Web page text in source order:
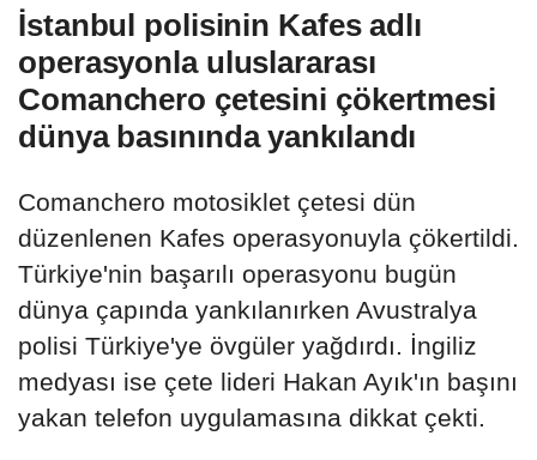
İstanbul polisinin Kafes adlı
operasyonla uluslararası
Comanchero çetesini çökertmesi
dünya basınında yankılandı
Comanchero motosiklet çetesi dün
düzenlenen Kafes operasyonuyla çökertildi.
Türkiye'nin başarılı operasyonu bugün
dünya çapında yankılanırken Avustralya
polisi Türkiye'ye övgüler yağdırdı. İngiliz
medyası ise çete lideri Hakan Ayık'ın başını
yakan telefon uygulamasına dikkat çekti.